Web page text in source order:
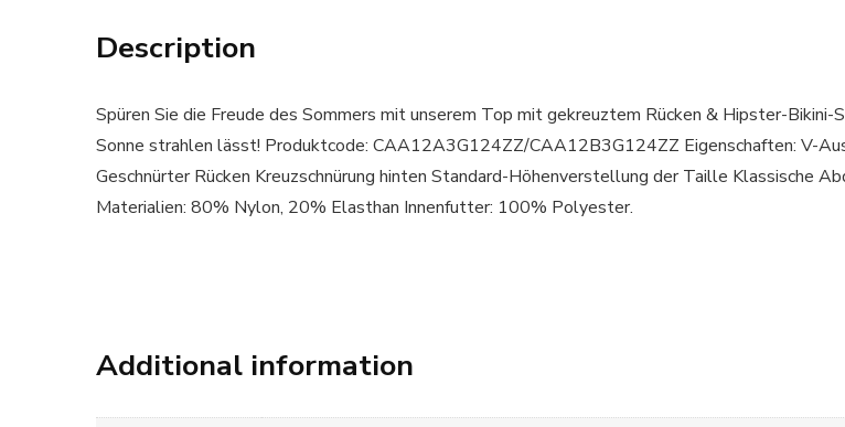
Description
Spüren Sie die Freude des Sommers mit unserem Top mit gekreuztem Rücken & Hipster-
Sonne strahlen lässt! Produktcode: CAA12A3G124ZZ/CAA12B3G124ZZ Eigenschaften: V-
Geschnürter Rücken Kreuzschnürung hinten Standard-Höhenverstellung der Taille Klassische
Materialien: 80% Nylon, 20% Elasthan Innenfutter: 100% Polyester.
Additional information